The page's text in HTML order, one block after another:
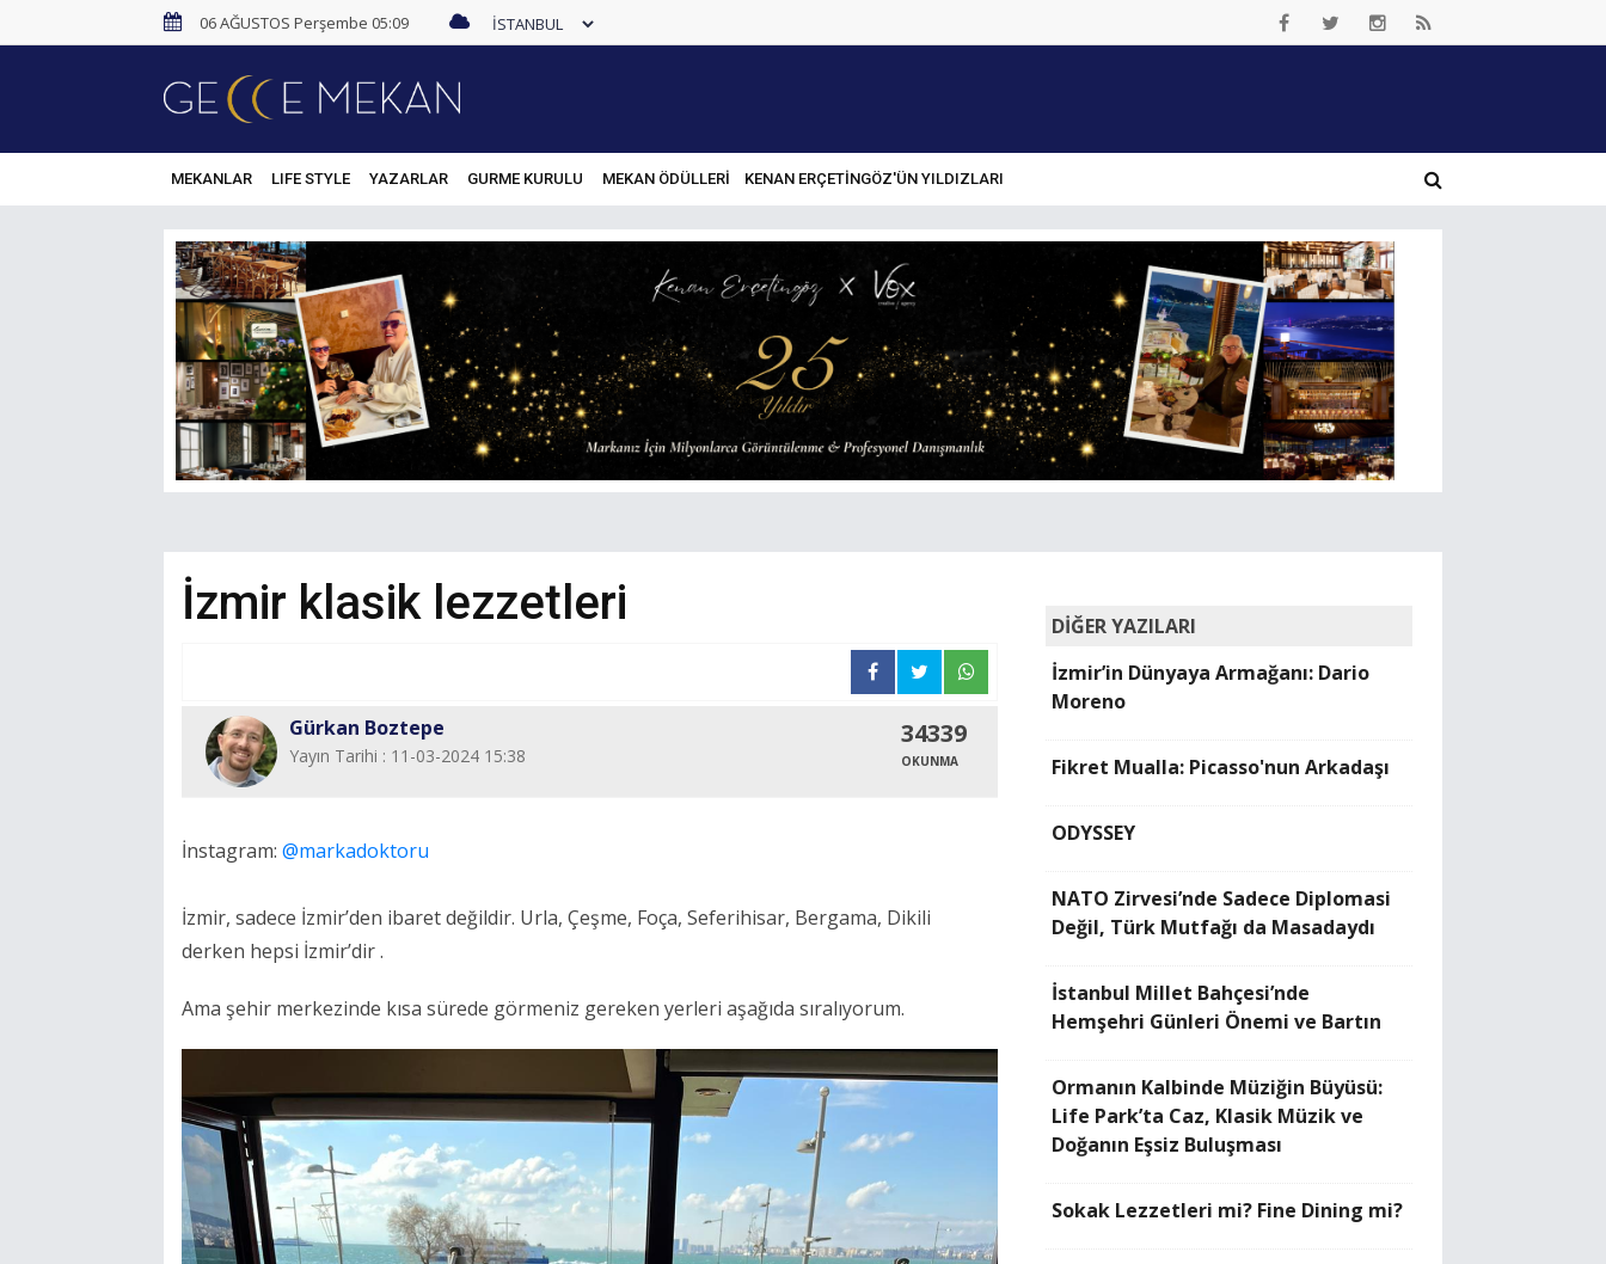
06 AĞUSTOS Perşembe 05:09
MEKANLAR LIFE STYLE YAZARLAR GURME KURULU MEKAN ÖDÜLLERİ KENAN ERÇETINGÖZ'ÜN YILDIZLARI
İzmir klasik lezzetleri
Gürkan Boztepe
Yayın Tarihi : 11-03-2024 15:38
34339
OKUNMA
İnstagram: @markadoktoru
İzmir, sadece İzmir’den ibaret değildir. Urla, Çeşme, Foça, Seferihisar, Bergama, Dikili
derken hepsi İzmir’dir .
Ama şehir merkezinde kısa sürede görmeniz gereken yerleri aşağıda sıralıyorum.
DİĞER YAZILARI
İzmir’in Dünyaya Armağanı: Dario
Moreno
Fikret Mualla: Picasso'nun Arkadaşı
ODYSSEY
NATO Zirvesi’nde Sadece Diplomasi
Değil, Türk Mutfağı da Masadaydı
İstanbul Millet Bahçesi’nde
Hemşehri Günleri Önemi ve Bartın
Ormanın Kalbinde Müziğin Büyüsü:
Life Park’ta Caz, Klasik Müzik ve
Doğanın Eşsiz Buluşması
Sokak Lezzetleri mi? Fine Dining mi?